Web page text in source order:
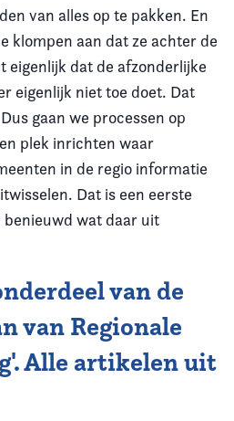
van alles op te pakken. En
klompen aan dat ze achter de
eigenlijk dat de afzonderlijke
eigenlijk niet toe doet. Dat
gaan we processen op
plek inrichten waar
in de regio informatie
Dat is een eerste
wat daar uit
van de
van Regionale
Alle artikelen uit